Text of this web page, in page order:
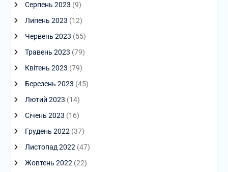
Серпень 2023 (9)
Липень 2023 (12)
Червень 2023 (55)
Травень 2023 (79)
Квітень 2023 (79)
Березень 2023 (45)
Лютий 2023 (14)
Січень 2023 (16)
Грудень 2022 (37)
Листопад 2022 (47)
Жовтень 2022 (22)